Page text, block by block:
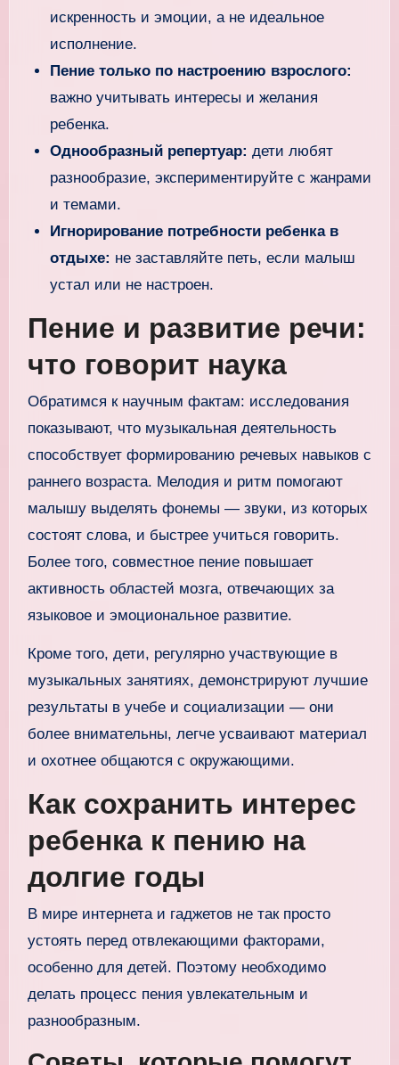
искренность и эмоции, а не идеальное
исполнение.
Пение только по настроению взрослого:
важно учитывать интересы и желания
ребенка.
Однообразный репертуар: дети любят
разнообразие, экспериментируйте с жанрами
и темами.
Игнорирование потребности ребенка в
отдыхе: не заставляйте петь, если малыш
устал или не настроен.
Пение и развитие речи:
что говорит наука
Обратимся к научным фактам: исследования
показывают, что музыкальная деятельность
способствует формированию речевых навыков с
раннего возраста. Мелодия и ритм помогают
малышу выделять фонемы — звуки, из которых
состоят слова, и быстрее учиться говорить.
Более того, совместное пение повышает
активность областей мозга, отвечающих за
языковое и эмоциональное развитие.
Кроме того, дети, регулярно участвующие в
музыкальных занятиях, демонстрируют лучшие
результаты в учебе и социализации — они
более внимательны, легче усваивают материал
и охотнее общаются с окружающими.
Как сохранить интерес
ребенка к пению на
долгие годы
В мире интернета и гаджетов не так просто
устоять перед отвлекающими факторами,
особенно для детей. Поэтому необходимо
делать процесс пения увлекательным и
разнообразным.